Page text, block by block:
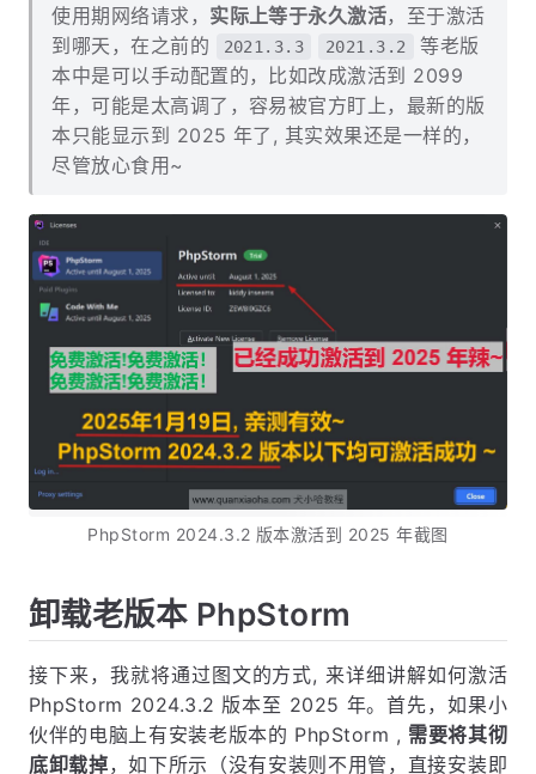
使用期网络请求， 实际上等于永久激活，至于激活
到哪天，在之前的
2021.3.3 2021.3.2
等老版
本中是可以手动配置的，比如改成激活到 2099
年，可能是太高调了，容易被官方盯上，最新的版
本只能显示到 2025 年了, 其实效果还是一样的，
尽管放心食用~
PhpStorm 2024.3.2 版本激活到 2025 年截图
卸载老版本 PhpStorm
接下来，我就将通过图文的方式, 来详细讲解如何激活
PhpStorm 2024.3.2 版本至 2025 年。首先，如果小
伙伴的电脑上有安装老版本的 PhpStorm , 需要将其彻
底卸载掉，如下所示（没有安装则不用管，直接安装即